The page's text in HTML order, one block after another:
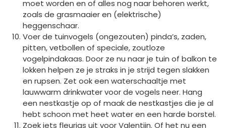
moet worden en of alles nog naar behoren werkt,
zoals de grasmaaier en (elektrische)
heggenschaar.
Voer de tuinvogels (ongezouten) pinda’s, zaden,
pitten, vetbollen of speciale, zoutloze
vogelpindakaas. Door ze nu naar je tuin of balkon te
lokken helpen ze je straks in je strijd tegen slakken
en rupsen. Zet ook een waterschaaltje met
lauwwarm drinkwater voor de vogels neer. Hang
een nestkastje op of maak de nestkastjes die je al
hebt schoon met heet water en een harde borstel.
Zoek iets fleurigs uit voor Valentijn. Of het nu een